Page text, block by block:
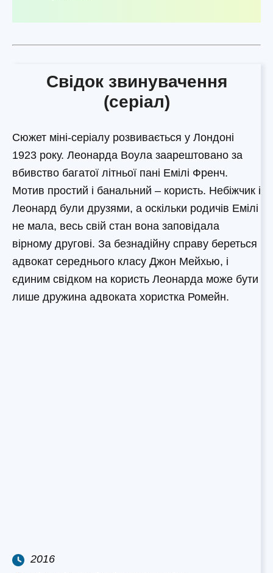
Свідок звинувачення
(серіал)
Сюжет міні-серіалу розвивається у Лондоні
1923 року. Леонарда Воула заарештовано за
вбивство багатої літньої пані Емілі Френч.
Мотив простий і банальний – користь. Небіжчик і
Леонард були друзями, а оскільки родичів Емілі
не мала, весь свій стан вона заповідала
вірному другові. За безнадійну справу береться
адвокат середнього класу Джон Мейхью, і
єдиним свідком на користь Леонарда може бути
лише дружина адвоката хористка Ромейн.
2016